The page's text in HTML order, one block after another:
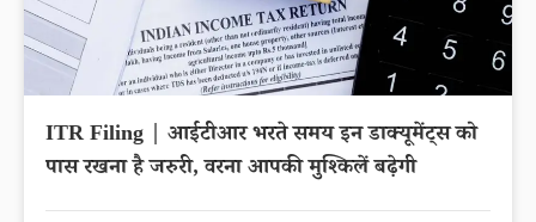
ITR Filing | आईटीआर भरते समय इन डाक्यूमेंट्स को
पास रखना है जरुरी, वरना आपकी मुश्किलें बढ़ेगी